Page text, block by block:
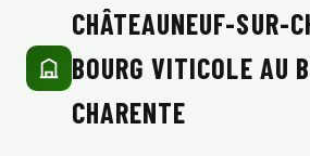
CHÂTEAUNEUF-SUR-
BOURG VITICOLE AU
CHARENTE